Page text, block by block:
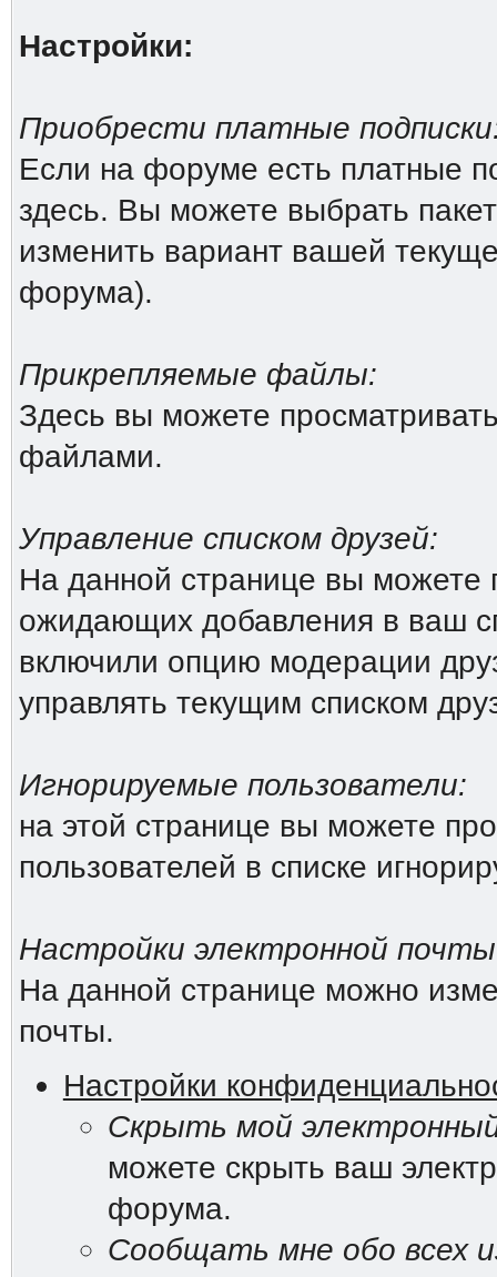
Настройки:
Приобрести платные
Если на форуме есть платные
здесь. Вы можете выбрать
изменить вариант вашей
форума).
Прикрепляемые файлы:
Здесь вы можете
файлами.
Управление списком друзей:
На данной странице вы можете
ожидающих добавления в ваш
включили опцию модерации
управлять текущим списком
Игнорируемые пользователи:
на этой странице вы можете
пользователей в списке
Настройки электронной
На данной странице можно
почты.
Настройки
Скрыть мой
можете скрыть ваш
форума.
Сообщать мне обо всех